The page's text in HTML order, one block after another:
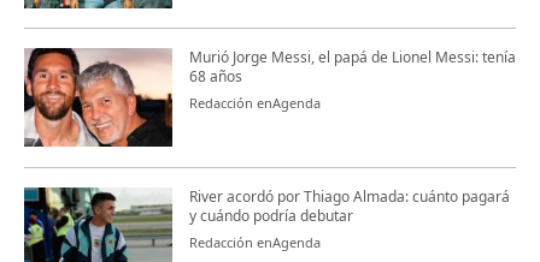
Murió Jorge Messi, el papá de Lionel Messi: tenía
68 años
Redacción enAgenda
River acordó por Thiago Almada: cuánto pagará
y cuándo podría debutar
Redacción enAgenda